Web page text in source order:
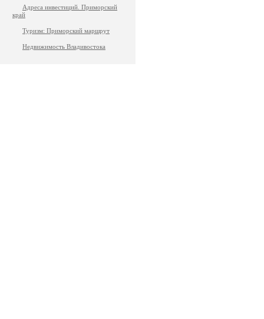
Адреса инвестиций. Приморский
край
Туризм: Приморский маршрут
Недвижимость Владивостока